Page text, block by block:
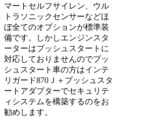
マートセルフサイレン、ウル
トラソニックセンサーなどほ
ぼ全てのオプションが標準装
備です。しかしエンジンスタ
ーターはプッシュスタートに
対応しておりませんのでプッ
シュスタート車の方はインテ
リガード870Ｊ＋プッシュスタ
ートアダプターでセキュリテ
ィシステムを構築するのをお
勧めします。